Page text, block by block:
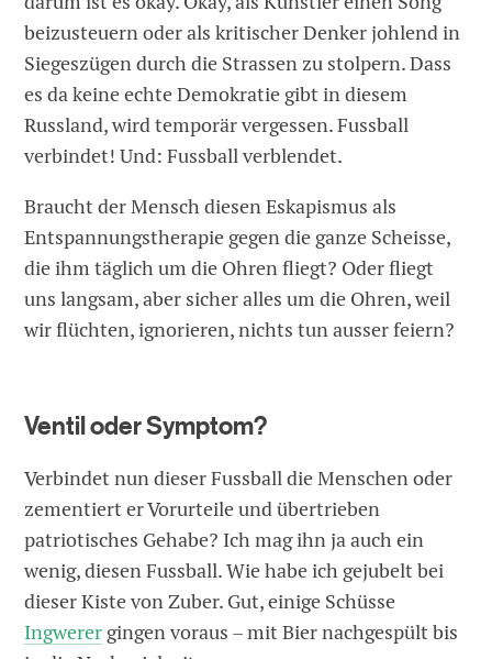
beizusteuern oder als kritischer Denker johlend in
Siegeszügen durch die Strassen zu stolpern. Dass
es da keine echte Demokratie gibt in diesem
Russland, wird temporär vergessen. Fussball
verbindet! Und: Fussball verblendet.
Braucht der Mensch diesen Eskapismus als
Entspannungstherapie gegen die ganze Scheisse,
die ihm täglich um die Ohren fliegt? Oder fliegt
uns langsam, aber sicher alles um die Ohren, weil
wir flüchten, ignorieren, nichts tun ausser feiern?
Ventil oder Symptom?
Verbindet nun dieser Fussball die Menschen oder
zementiert er Vorurteile und übertrieben
patriotisches Gehabe? Ich mag ihn ja auch ein
wenig, diesen Fussball. Wie habe ich gejubelt bei
dieser Kiste von Zuber. Gut, einige Schüsse
Ingwerer gingen voraus – mit Bier nachgespült bis